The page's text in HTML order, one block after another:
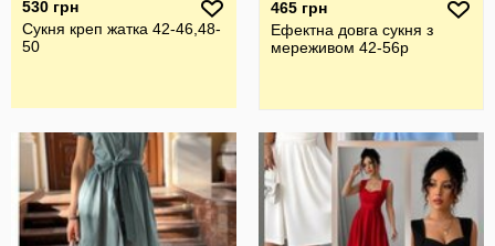
530 грн
Сукня креп жатка 42-46,48-
50
465 грн
Ефектна довга сукня з
мереживом 42-56р